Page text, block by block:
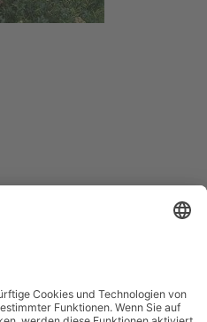
gerne meinen Garten: